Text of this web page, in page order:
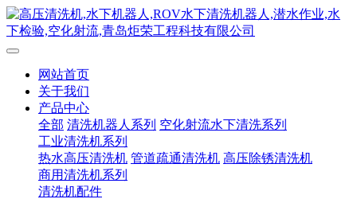
网站首页
关于我们
产品中心
全部 清洗机器人系列 空化射流水下清洗系列
工业清洗机系列
热水高压清洗机 管道疏通清洗机 高压除锈清洗机
商用清洗机系列
清洗机配件